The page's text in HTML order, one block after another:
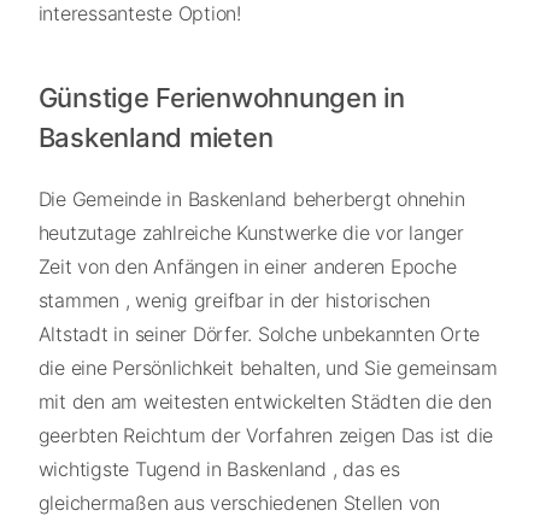
interessanteste Option!
Günstige Ferienwohnungen in
Baskenland mieten
Die Gemeinde in Baskenland beherbergt ohnehin
heutzutage zahlreiche Kunstwerke die vor langer
Zeit von den Anfängen in einer anderen Epoche
stammen , wenig greifbar in der historischen
Altstadt in seiner Dörfer. Solche unbekannten Orte
die eine Persönlichkeit behalten, und Sie gemeinsam
mit den am weitesten entwickelten Städten die den
geerbten Reichtum der Vorfahren zeigen Das ist die
wichtigste Tugend in Baskenland , das es
gleichermaßen aus verschiedenen Stellen von